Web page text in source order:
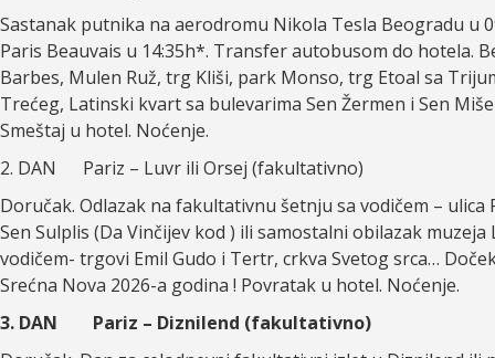
Sastanak putnika na aerodromu Nikola Tesla Beogradu u
Paris Beauvais u 14:35h*. Transfer autobusom do hotela.
Barbes, Mulen Ruž, trg Kliši, park Monso, trg Etoal sa
Trećeg, Latinski kvart sa bulevarima Sen Žermen i Sen
Smeštaj u hotel. Noćenje.
2. DAN Pariz – Luvr ili Orsej (fakultativno)
Doručak. Odlazak na fakultativnu šetnju sa vodičem –
Sen Sulplis (Da Vinčijev kod ) ili samostalni obilazak
vodičem- trgovi Emil Gudo i Tertr, crkva Svetog srca…
Srećna Nova 2026-a godina ! Povratak u hotel. Noćenje.
3. DAN Pariz – Diznilend (fakultativno)